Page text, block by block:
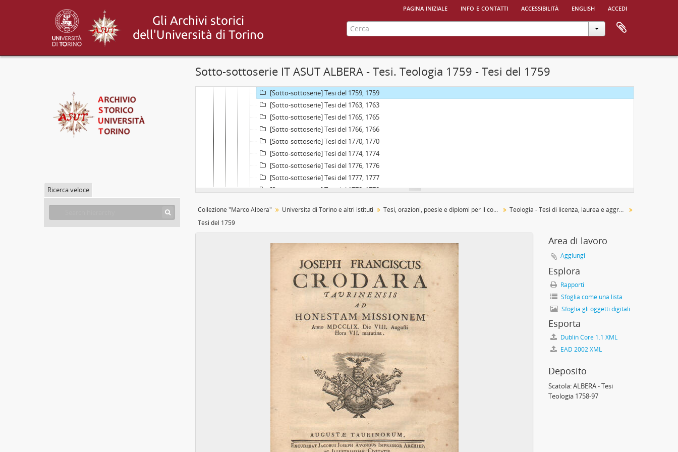
pagina iniziale info e contatti accessibilità english accedi
Ricerca veloce
Sotto-sottoserie IT ASUT ALBERA - Tesi. Teologia 1759 - Tesi del 1759
[Parte] Università di Torino e altri istituti, 1572 - 1964
[Unità archivistica] Placchetta con emblema dell'Università di Torino, 1925 - 1926
[Sottoserie] Teologia - Tesi di licenza, laurea e aggregazione, 1741 - 1848
[Sotto-sottoserie] Tesi del 1741, 1741
[Sotto-sottoserie] Tesi del 1759, 1759
[Sotto-sottoserie] Tesi del 1763, 1763
[Sotto-sottoserie] Tesi del 1765, 1765
[Sotto-sottoserie] Tesi del 1766, 1766
[Sotto-sottoserie] Tesi del 1770, 1770
[Sotto-sottoserie] Tesi del 1774, 1774
[Sotto-sottoserie] Tesi del 1776, 1776
[Sotto-sottoserie] Tesi del 1777, 1777
[Sotto-sottoserie] Tesi del 1778, 1778
[Sotto-sottoserie] Tesi del 1782, 1782
[Sotto-sottoserie] Tesi del 1794, 1794
[Sotto-sottoserie] Tesi del 1797, 1797
[Sotto-sottoserie] Tesi del 1798, 1798
[Sotto-sottoserie] Tesi del 1813, 1813
[Sotto-sottoserie] Tesi del 1817, 1817
[Sotto-sottoserie] Tesi del 1824, 1824
[Sotto-sottoserie] Tesi del 1825, 1825
[Sotto-sottoserie] Tesi del 1830, 1830
[Sotto-sottoserie] Tesi del 1839, 1839
[Sotto-sottoserie] Tesi del 1842, 1842
[Sotto-sottoserie] Tesi del 1846, 1846
[Sotto-sottoserie] Tesi del 1848, 1848
[Sottoserie] Teologia - Orazioni per la laurea, 1789 - 1815
[Sottoserie] Teologia - Poesie per la licenza, la laurea e l'aggregazione, 1776 - 1818
[Sottoserie] Giurisprudenza - Tesi di licenza, laurea e aggregazione, 1741 - 1905
[Sottoserie] Giurisprudenza - Orazioni per la licenza e la laurea, 1766 - 1854
Collezione "Marco Albera" Università di Torino e altri istituti Tesi, orazioni, poesie e diplomi per il conseguimento dei gradi accademici presso l'Università di Torino
Teologia - Tesi di licenza, laurea e aggregazione
Tesi del 1759
Area di lavoro
Aggiungi
Esplora
Rapporti
Sfoglia come una lista
Sfoglia gli oggetti digitali
Esporta
Dublin Core 1.1 XML
EAD 2002 XML
Deposito
Scatola:ALBERA - Tesi
Teologia 1758-97